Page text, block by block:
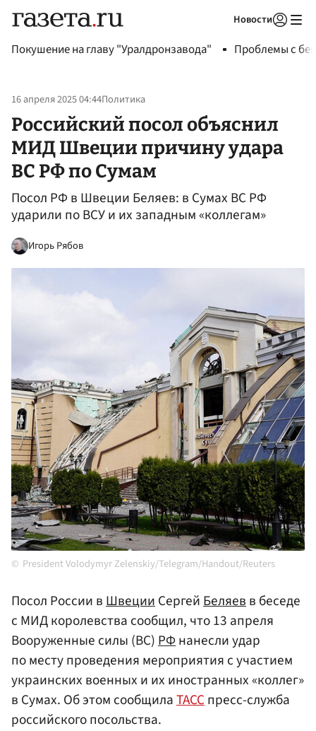
Новости
Покушение на главу "Уралдронзавода" Проблемы с
16 апреля 2025 04:44Политика
Российский посол объяснил
МИД Швеции причину удара
ВС РФ по Сумам
Посол РФ в Швеции Беляев: в Сумах ВС РФ
ударили по ВСУ и их западным «коллегам»
Игорь Рябов
President Volodymyr Zelenskiy/Telegram/Handout/Reuters
Посол России вШвецииСергейБеляевв беседе
с МИД королевства сообщил, что 13 апреля
Вооруженные силы (ВС)РФнанесли удар
по месту проведения мероприятия с участием
украинских военных и их иностранных «коллег»
в Сумах. Об этом сообщилаТАССпресс-служба
российского посольства.